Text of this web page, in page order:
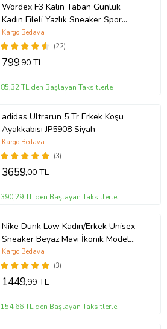
Wordex F3 Kalın Taban Günlük
Kadın Fileli Yazlık Sneaker Spor
Ayakkabı (Beyaz)
(22)
Kargo Bedava
799,90 TL
85,32 TL'den Başlayan Taksitlerle
adidas Ultrarun 5 Tr Erkek Koşu
Ayakkabısı JP5908 Siyah
(3)
Kargo Bedava
3659,00 TL
390,29 TL'den Başlayan Taksitlerle
Nike Dunk Low Kadın/Erkek Unisex
Sneaker Beyaz Mavi İkonik Model
10+ Renk Seçeneği (Beyaz)
(3)
Kargo Bedava
1449,99 TL
154,66 TL'den Başlayan Taksitlerle